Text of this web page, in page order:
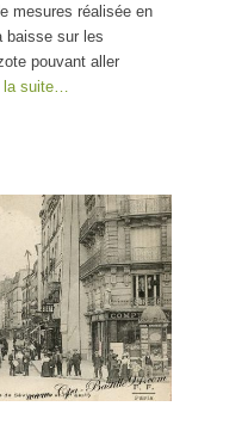
mesures réalisée en
baisse sur les
pouvant aller
la suite…